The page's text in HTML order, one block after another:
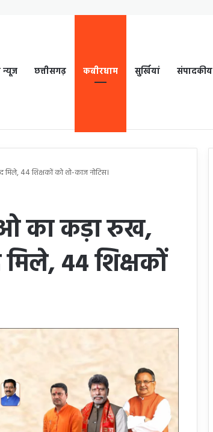
न्यूज छत्तीसगढ़ कबीरधाम सुर्खियां संपादकीय
मिले, 44 शिक्षकों को शो-काज नोटिस।
का कड़ा रुख,
44 शिक्षकों